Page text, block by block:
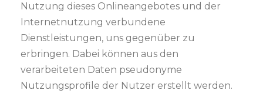
Nutzung dieses Onlineangebotes und der
Internetnutzung verbundene
Dienstleistungen, uns gegenüber zu
erbringen. Dabei können aus den
verarbeiteten Daten pseudonyme
Nutzungsprofile der Nutzer erstellt werden.